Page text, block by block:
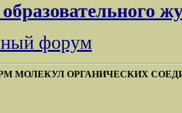
форум
МОЛЕКУЛ ОРГАНИЧЕСКИХ